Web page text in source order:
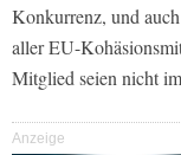
Konkurrenz, und
aller EU-
Mitglied seien nicht
Anzeige